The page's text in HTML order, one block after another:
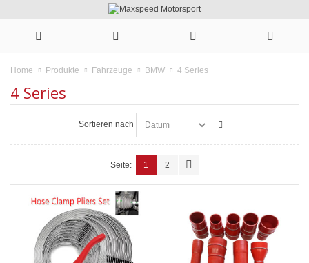
Home Produkte Fahrzeuge BMW 4 Series
4 Series
Sortieren nach
Seite: 1 2